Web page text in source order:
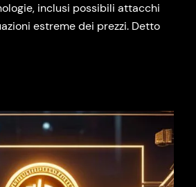
inclusi possibili attacchi
estreme dei prezzi. Detto